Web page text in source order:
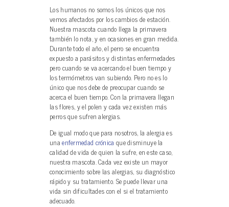
Los humanos no somos los únicos que nos
vemos afectados por los cambios de estación.
Nuestra mascota cuando llega la primavera
también lo nota, y en ocasiones en gran medida.
Durante todo el año, el perro se encuentra
expuesto a parásitos y distintas enfermedades
pero cuando se va acercando el buen tiempo y
los termómetros van subiendo. Pero no es lo
único que nos debe de preocupar cuando se
acerca el buen tiempo. Con la primavera llegan
las flores, y el polen y cada vez existen más
perros que sufren alergias.
De igual modo que para nosotros, la alergia es
unaenfermedad crónica que disminuye la
calidad de vida de quien la sufre, en este caso,
nuestra mascota. Cada vez existe un mayor
conocimiento sobre las alergias, su diagnóstico
rápido y su tratamiento. Se puede llevar una
vida sin dificultades con el si el tratamiento
adecuado.